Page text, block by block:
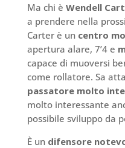
Ma chi è Wendell
a prendere nella
Carter è un centro
apertura alare, 7’4 e
capace di muoversi
come rollatore. Sa
passatore molto
molto interessante
possibile sviluppo da
È un difensore